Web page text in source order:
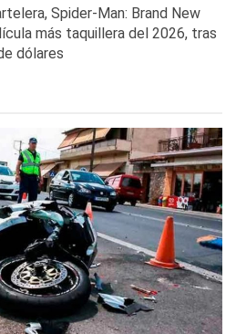
Spider-Man: Brand New
más taquillera del 2026, tras
dólares